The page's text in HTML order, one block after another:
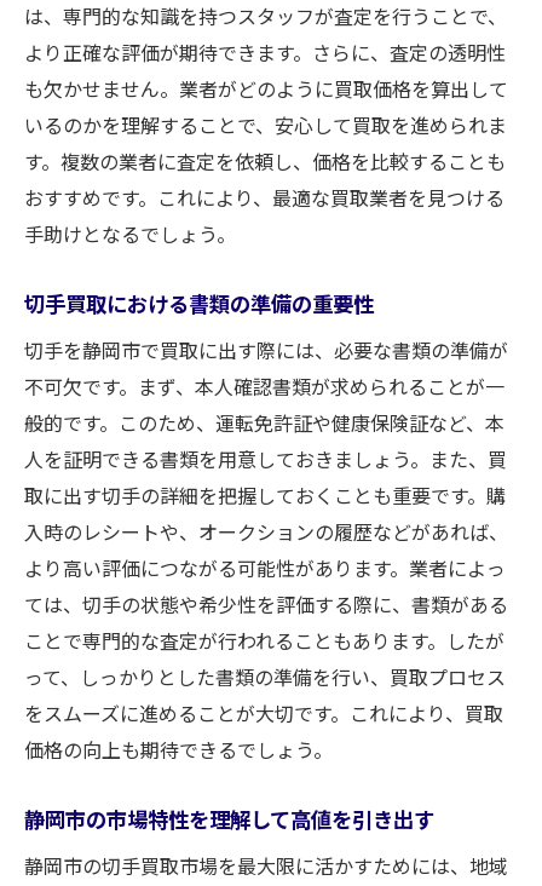
オークションを利用した切手売却の利点
静岡市の切手買取イベントを活用する
静岡市で切手を売るタイミングの見極め方
季節ごとに異なる切手買取の相場
切手市場のイベントカレンダーを活用する
市場の需要と供給を把握するタイミング
切手価値のピークを見極めるための方法
売るべき時期と留めておくべき理由
静岡市の切手買取事情を知ることで得られるメ
リット
地域特有の切手コレクションを高く売る方
法
静岡市の買取業者のネットワークを活用す
る
地元市場の特性を理解して有利に交渉する
地域限定のプレミアム切手を狙う
静岡市内での切手オークション参加のスス
メ
買取プロが教える静岡市で切手を高く売るため
の戦略
は、専門的な知識を持つスタッフが査定を行うことで、
より正確な評価が期待できます。さらに、査定の透明性
も欠かせません。業者がどのように買取価格を算出して
いるのかを理解することで、安心して買取を進められま
す。複数の業者に査定を依頼し、価格を比較することも
おすすめです。これにより、最適な買取業者を見つける
手助けとなるでしょう。
切手買取における書類の準備の重要性
切手を静岡市で買取に出す際には、必要な書類の準備が
不可欠です。まず、本人確認書類が求められることが一
般的です。このため、運転免許証や健康保険証など、本
人を証明できる書類を用意しておきましょう。また、買
取に出す切手の詳細を把握しておくことも重要です。購
入時のレシートや、オークションの履歴などがあれば、
より高い評価につながる可能性があります。業者によっ
ては、切手の状態や希少性を評価する際に、書類がある
ことで専門的な査定が行われることもあります。したが
って、しっかりとした書類の準備を行い、買取プロセス
をスムーズに進めることが大切です。これにより、買取
価格の向上も期待できるでしょう。
静岡市の市場特性を理解して高値を引き出す
静岡市の切手買取市場を最大限に活かすためには、地域